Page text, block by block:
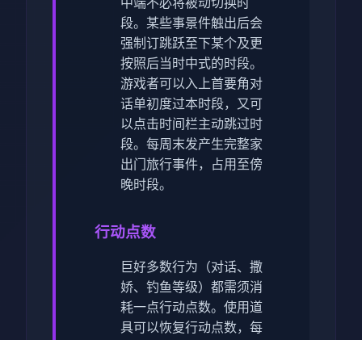
段。 某些事景件触出后会
强制订跳跃至下某个及更
按照后当时中式的时段。
游戏者可以入上首要角对
话单初度过本时段，又可
以点击时间栏主动跳过时
段。 每周末发产生完整家
出门旅行事件，占用至傍
晚时段。
行动点数
巨好多数行为（对话、撒
娇、钓鱼等级）都需须消
耗一点行动点数。 使用道
具可以恢复行动点数，每